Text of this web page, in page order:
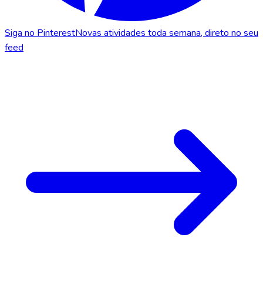
Siga no PinterestNovas atividades toda semana, direto no seu
feed